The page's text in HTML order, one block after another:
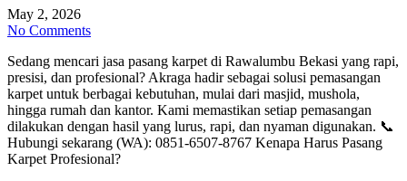
May 2, 2026
No Comments
Sedang mencari jasa pasang karpet di Rawalumbu Bekasi yang rapi,
presisi, dan profesional? Akraga hadir sebagai solusi pemasangan
karpet untuk berbagai kebutuhan, mulai dari masjid, mushola,
hingga rumah dan kantor. Kami memastikan setiap pemasangan
dilakukan dengan hasil yang lurus, rapi, dan nyaman digunakan. 📞
Hubungi sekarang (WA): 0851-6507-8767 Kenapa Harus Pasang
Karpet Profesional?